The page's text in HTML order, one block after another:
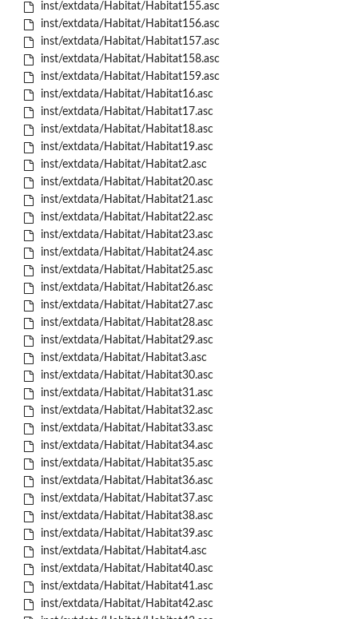
inst/extdata/Habitat/Habitat155.asc
inst/extdata/Habitat/Habitat156.asc
inst/extdata/Habitat/Habitat157.asc
inst/extdata/Habitat/Habitat158.asc
inst/extdata/Habitat/Habitat159.asc
inst/extdata/Habitat/Habitat16.asc
inst/extdata/Habitat/Habitat17.asc
inst/extdata/Habitat/Habitat18.asc
inst/extdata/Habitat/Habitat19.asc
inst/extdata/Habitat/Habitat2.asc
inst/extdata/Habitat/Habitat20.asc
inst/extdata/Habitat/Habitat21.asc
inst/extdata/Habitat/Habitat22.asc
inst/extdata/Habitat/Habitat23.asc
inst/extdata/Habitat/Habitat24.asc
inst/extdata/Habitat/Habitat25.asc
inst/extdata/Habitat/Habitat26.asc
inst/extdata/Habitat/Habitat27.asc
inst/extdata/Habitat/Habitat28.asc
inst/extdata/Habitat/Habitat29.asc
inst/extdata/Habitat/Habitat3.asc
inst/extdata/Habitat/Habitat30.asc
inst/extdata/Habitat/Habitat31.asc
inst/extdata/Habitat/Habitat32.asc
inst/extdata/Habitat/Habitat33.asc
inst/extdata/Habitat/Habitat34.asc
inst/extdata/Habitat/Habitat35.asc
inst/extdata/Habitat/Habitat36.asc
inst/extdata/Habitat/Habitat37.asc
inst/extdata/Habitat/Habitat38.asc
inst/extdata/Habitat/Habitat39.asc
inst/extdata/Habitat/Habitat4.asc
inst/extdata/Habitat/Habitat40.asc
inst/extdata/Habitat/Habitat41.asc
inst/extdata/Habitat/Habitat42.asc